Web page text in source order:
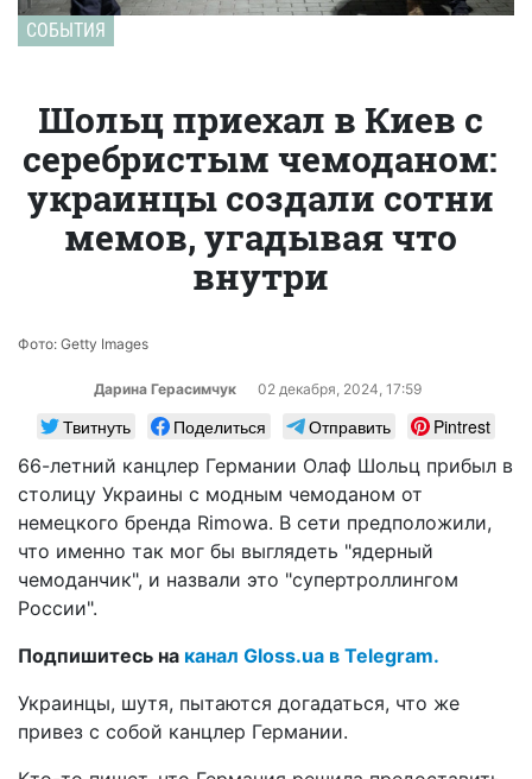
СОБЫТИЯ
Шольц приехал в Киев с
серебристым чемоданом:
украинцы создали сотни
мемов, угадывая что
внутри
Фото: Getty Images
Дарина Герасимчук 02 декабря, 2024, 17:59
Твитнуть Поделиться Отправить
Pintrest
66-летний канцлер Германии Олаф Шольц прибыл в
столицу Украины с модным чемоданом от
немецкого бренда Rimowa. В сети предположили,
что именно так мог бы выглядеть "ядерный
чемоданчик", и назвали это "супертроллингом
России".
Подпишитесь на канал Gloss.ua в Telegram.
Украинцы, шутя, пытаются догадаться, что же
привез с собой канцлер Германии.